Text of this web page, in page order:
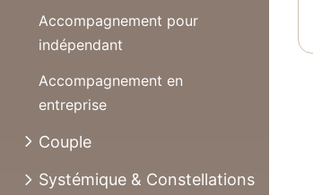
Accompagnement pour
indépendant
Accompagnement en
entreprise
Couple
Systémique & Constellations